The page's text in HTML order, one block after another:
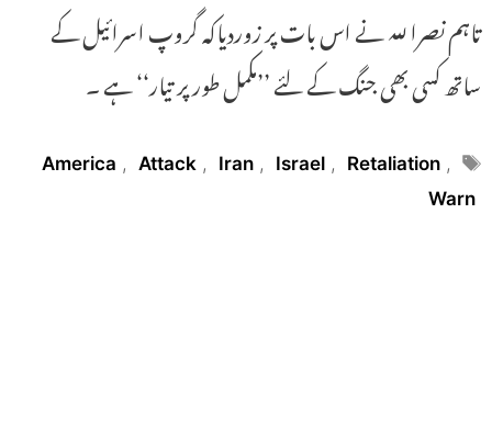
تاہم نصرا للہ نے اس بات پر زوردیاکہ گروپ اسرائیل کے
ساتھ کسی بھی جنگ کے لئے ’’مکمل طور پر تیار‘‘ ہے ۔
Tags
America , Attack , Iran , Israel , Retaliation ,
Warn